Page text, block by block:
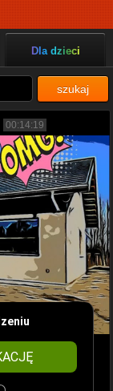
Dla dzieci
szukaj
00:14:19